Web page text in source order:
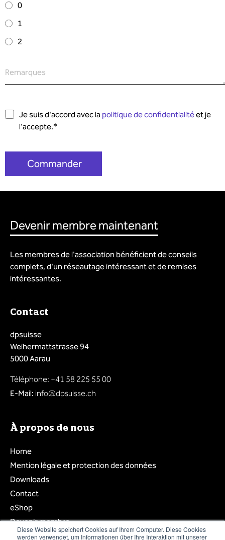
Diese Website speichert Cookies auf Ihrem Computer. Diese Cookies
werden verwendet, um Informationen über Ihre Interaktion mit unserer
0
1
2
Remarques
Je suis d'accord avec la politique de confidentialitéet je
l'accepte.*
Devenir membre maintenant
Les membres de l'association bénéficient de conseils
complets, d'un réseautage intéressant et de remises
intéressantes.
Contact
dpsuisse
Weihermattstrasse 94
5000 Aarau
Téléphone: +41 58 225 55 00
E-Mail: info@dpsuisse.ch
À propos de nous
Home
Mention légale et protection des données
Downloads
Contact
eShop
Devenir membre
Login membre